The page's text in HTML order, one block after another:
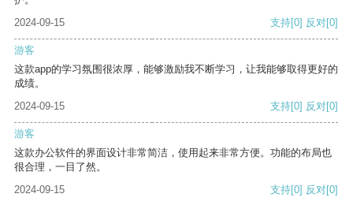
2024-09-15
支持[0] 反对[0]
游客
这款app的学习氛围很浓厚，能够激励我不断学习，让我能够取得更好的
成绩。
2024-09-15
支持[0] 反对[0]
游客
这款办公软件的界面设计非常简洁，使用起来非常方便。功能的布局也
很合理，一目了然。
2024-09-15
支持[0] 反对[0]